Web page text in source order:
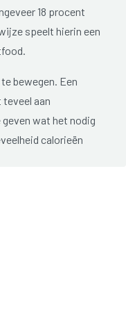
18 procent
speelt hierin een
bewegen. Een
aan
wat het nodig
calorieën
bekend
wordt opgepakt
maakt vet